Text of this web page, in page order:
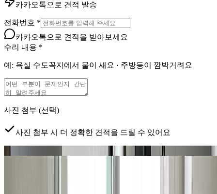
카카오톡으로 견적 발송
전화번호 *
카카오톡으로 견적을 받아보세요
수리 내용 *
예: 욕실 수도꼭지에서 물이 새요 · 주방등이 깜박거려요
사진 첨부 (선택)
사진 첨부 시 더 정확한 견적을 드릴 수 있어요